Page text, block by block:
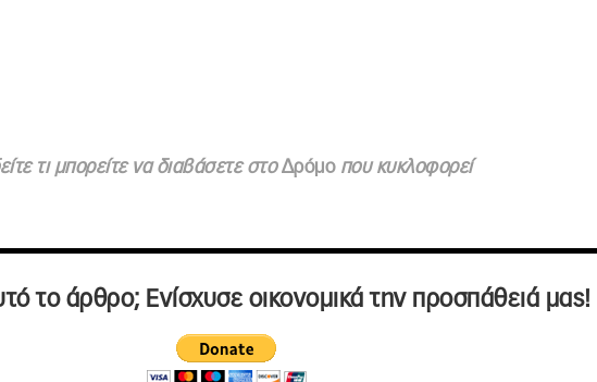
τι μπορείτε να διαβάσετε στοΔρόμοπου κυκλοφορεί
το άρθρο; Ενίσχυσε οικονομικά την προσπάθειά μας!